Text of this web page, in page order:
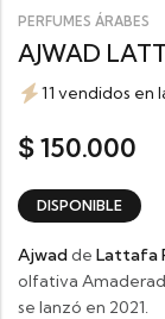
PERFUMES ÁRABES
AJWAD
11 vendidos en
$150.000
DISPONIBLE
Ajwadde Lattafa
olfativa
se lanzó en 2021.